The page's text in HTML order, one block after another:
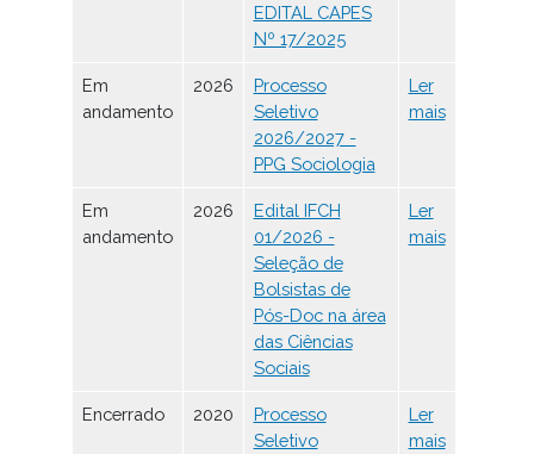
EDITAL CAPES
Nº 17/2025
Em
andamento
2026
Processo
Seletivo
2026/2027 -
PPG Sociologia
Ler
mais
Em
andamento
2026
Edital IFCH
01/2026 -
Seleção de
Bolsistas de
Pós-Doc na área
das Ciências
Sociais
Ler
mais
Encerrado 2020
Processo
Seletivo
Ler
mais